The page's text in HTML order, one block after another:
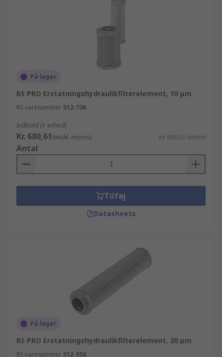
På lager
RS PRO Erstatningshydraulikfilterelement, 10 μm
RS-varenummer 512-736
Indhold (1 enhed)
Kr. 680,61(ekskl. moms) Kr. 680,61/enhed
Antal
Tilføj
Datasheets
På lager
RS PRO Erstatningshydraulikfilterelement, 20 μm
RS-varenummer 512-550